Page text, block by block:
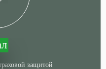
защитой